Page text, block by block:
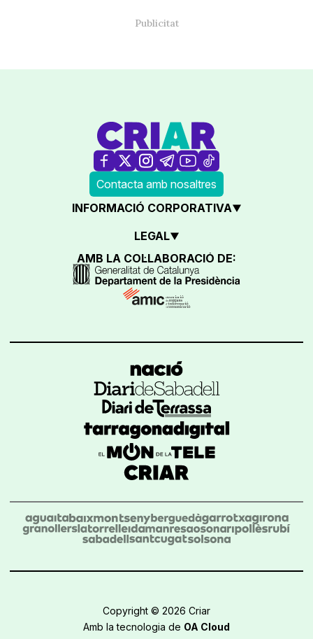
Contacta amb nosaltres
INFORMACIÓ CORPORATIVA
LEGAL
AMB LA COL·LABORACIÓ DE:
Copyright © 2026 Criar
Amb la tecnologia de OA Cloud